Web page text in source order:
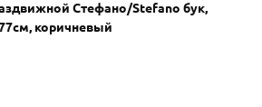
Стефано/Stefano бук,
коричневый